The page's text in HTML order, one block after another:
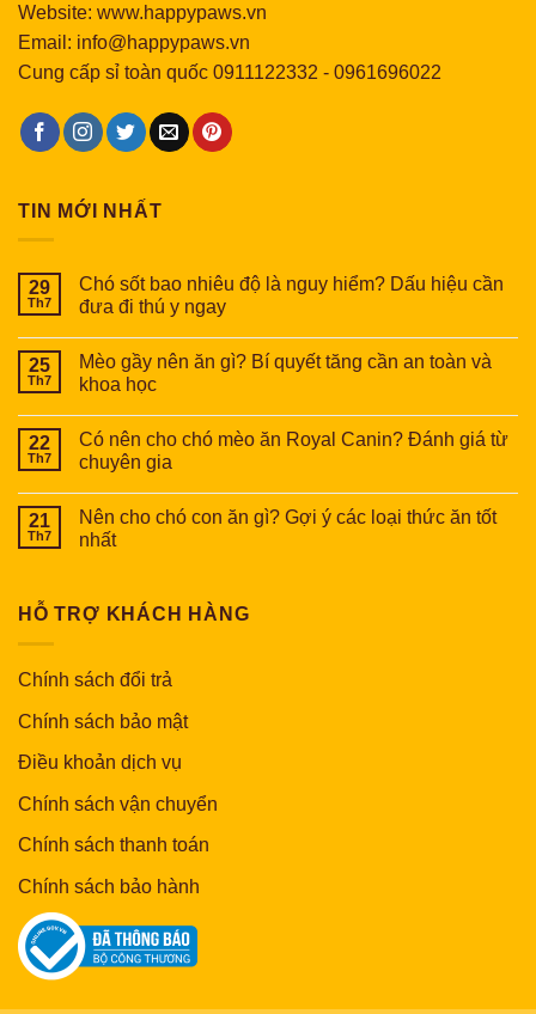
Website: www.happypaws.vn
Email: info@happypaws.vn
Cung cấp sỉ toàn quốc 0911122332 - 0961696022
TIN MỚI NHẤT
29
Th7
Chó sốt bao nhiêu độ là nguy hiểm? Dấu hiệu cần
đưa đi thú y ngay
25
Th7
Mèo gầy nên ăn gì? Bí quyết tăng cần an toàn và
khoa học
22
Th7
Có nên cho chó mèo ăn Royal Canin? Đánh giá từ
chuyên gia
21
Th7
Nên cho chó con ăn gì? Gợi ý các loại thức ăn tốt
nhất
HỖ TRỢ KHÁCH HÀNG
Chính sách đổi trả
Chính sách bảo mật
Điều khoản dịch vụ
Chính sách vận chuyển
Chính sách thanh toán
Chính sách bảo hành